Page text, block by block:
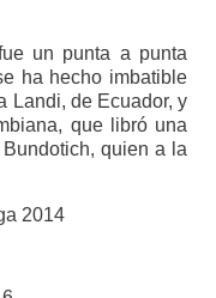
un punta a punta
ha hecho imbatible
Landi, de Ecuador, y
que libró una
quien a la
2014